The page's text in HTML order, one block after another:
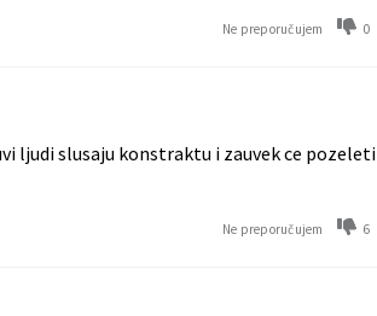
Ne preporučujem 0
ljudi slusaju konstraktu i zauvek ce pozeleti
Ne preporučujem 6